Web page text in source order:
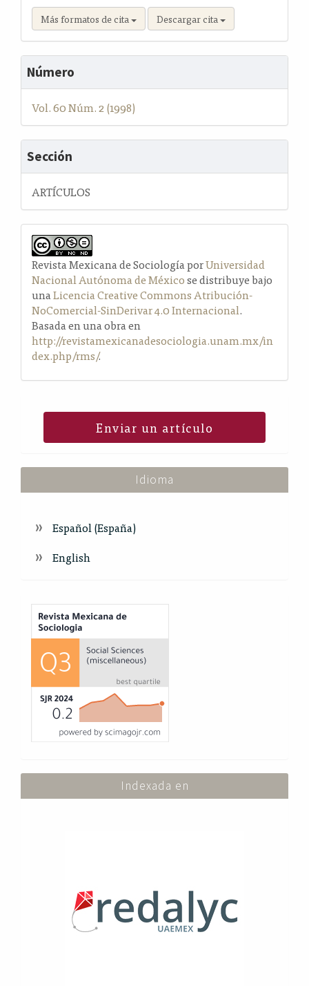
Más formatos de cita Descargar cita
Número
Vol. 60 Núm. 2 (1998)
Sección
ARTÍCULOS
Revista Mexicana de Sociología porUniversidad
Nacional Autónoma de Méxicose distribuye bajo
unaLicencia Creative Commons Atribución-
NoComercial-SinDerivar 4.0 Internacional.
Basada en una obra en
http://revistamexicanadesociologia.unam.mx/in
dex.php/rms/.
Enviar un artículo
Idioma
Español (España)
English
Index
Indexada en